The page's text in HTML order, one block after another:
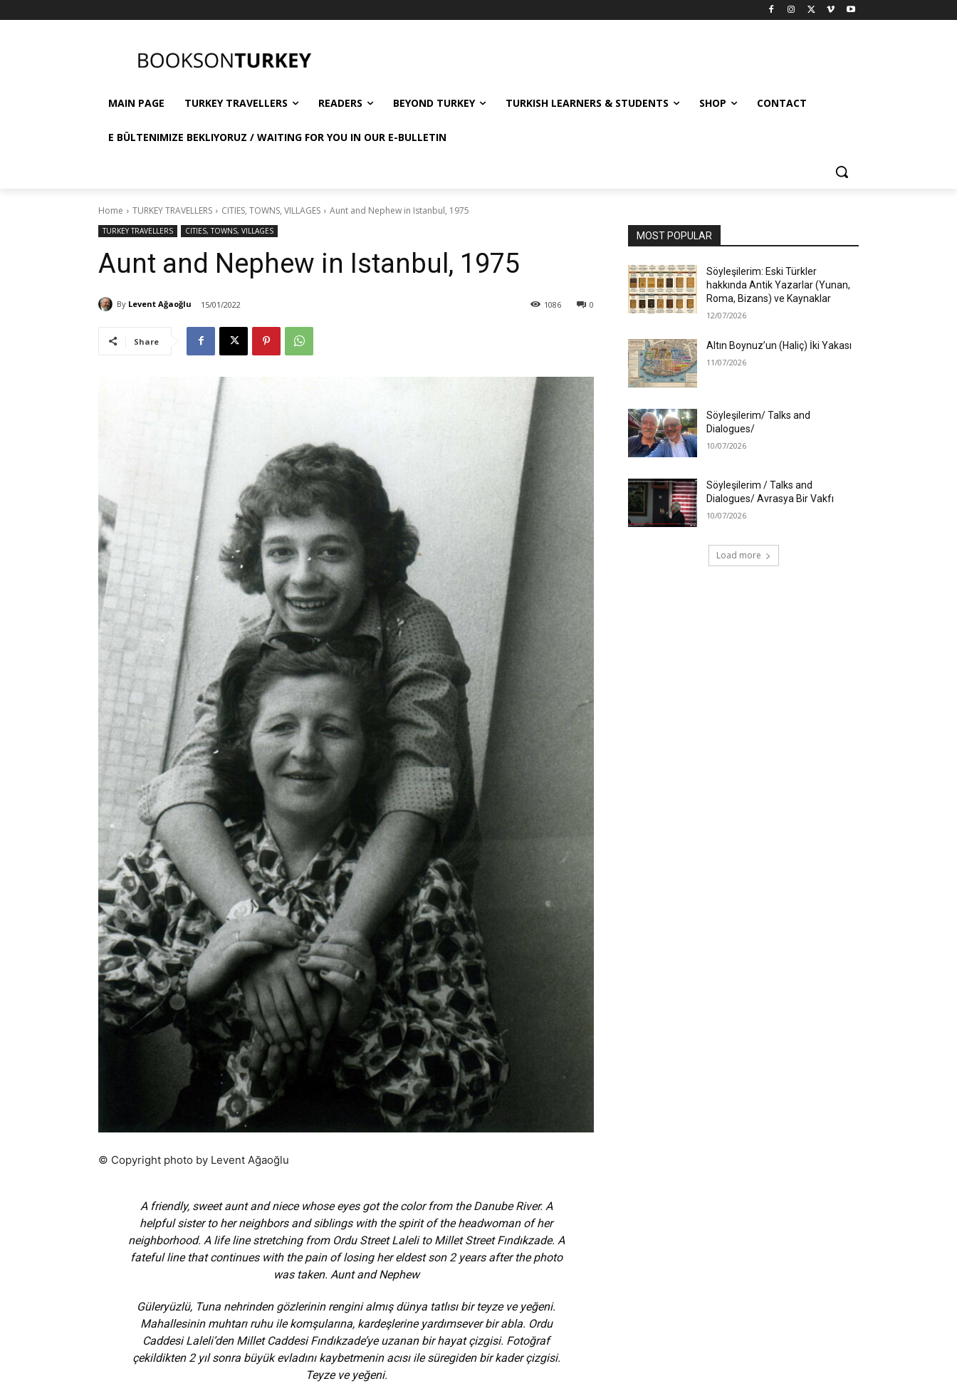
MAIN PAGE TURKEY TRAVELLERS READERS BEYOND TURKEY TURKISH LEARNERS & STUDENTS SHOP CONTACT
E BÜLTENIMIZE BEKLIYORUZ / WAITING FOR YOU IN OUR E-BULLETIN
Home TURKEY TRAVELLERS CITIES, TOWNS, VILLAGES Aunt and Nephew in Istanbul, 1975
TURKEY TRAVELLERS CITIES, TOWNS, VILLAGES
Aunt and Nephew in Istanbul, 1975
By Levent Ağaoğlu 15/01/2022 0
1086
Share
© Copyright photo by Levent Ağaoğlu
A friendly, sweet aunt and niece whose eyes got the color from the Danube River. A
helpful sister to her neighbors and siblings with the spirit of the headwoman of her
neighborhood. A life line stretching from Ordu Street Laleli to Millet Street Fındıkzade. A
fateful line that continues with the pain of losing her eldest son 2 years after the photo
was taken. Aunt and Nephew
Güleryüzlü, Tuna nehrinden gözlerinin rengini almış dünya tatlısı bir teyze ve yeğeni.
Mahallesinin muhtarı ruhu ile komşularına, kardeşlerine yardımsever bir abla. Ordu
Caddesi Laleli’den Millet Caddesi Fındıkzade’ye uzanan bir hayat çizgisi. Fotoğraf
çekildikten 2 yıl sonra büyük evladını kaybetmenin acısı ile süregiden bir kader çizgisi.
Teyze ve yeğeni.
MOST POPULAR
Söyleşilerim: Eski Türkler
hakkında Antik Yazarlar (Yunan,
Roma, Bizans) ve Kaynaklar
12/07/2026
Altın Boynuz’un (Haliç) İki Yakası
11/07/2026
Söyleşilerim/ Talks and
Dialogues/
10/07/2026
Söyleşilerim / Talks and
Dialogues/ Avrasya Bir Vakfı
10/07/2026
Load more